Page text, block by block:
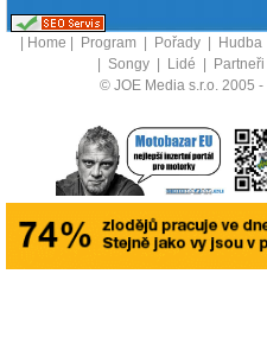
Home Program Pořady Hudba
Songy Lidé Partneři
© JOE Media s.r.o. 2005 -